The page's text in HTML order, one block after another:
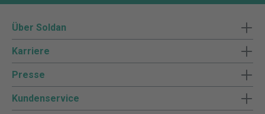
Über Soldan
Karriere
Presse
Kundenservice